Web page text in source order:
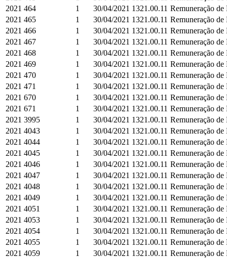
2021 464 1 30/04/2021 1321.00.11 Remuneração
2021 465 1 30/04/2021 1321.00.11 Remuneração
2021 466 1 30/04/2021 1321.00.11 Remuneração
2021 467 1 30/04/2021 1321.00.11 Remuneração
2021 468 1 30/04/2021 1321.00.11 Remuneração
2021 469 1 30/04/2021 1321.00.11 Remuneração
2021 470 1 30/04/2021 1321.00.11 Remuneração
2021 471 1 30/04/2021 1321.00.11 Remuneração
2021 670 1 30/04/2021 1321.00.11 Remuneração
2021 671 1 30/04/2021 1321.00.11 Remuneração
2021 3995 1 30/04/2021 1321.00.11 Remuneração
2021 4043 1 30/04/2021 1321.00.11 Remuneração
2021 4044 1 30/04/2021 1321.00.11 Remuneração
2021 4045 1 30/04/2021 1321.00.11 Remuneração
2021 4046 1 30/04/2021 1321.00.11 Remuneração
2021 4047 1 30/04/2021 1321.00.11 Remuneração
2021 4048 1 30/04/2021 1321.00.11 Remuneração
2021 4049 1 30/04/2021 1321.00.11 Remuneração
2021 4051 1 30/04/2021 1321.00.11 Remuneração
2021 4053 1 30/04/2021 1321.00.11 Remuneração
2021 4054 1 30/04/2021 1321.00.11 Remuneração
2021 4055 1 30/04/2021 1321.00.11 Remuneração
2021 4059 1 30/04/2021 1321.00.11 Remuneração